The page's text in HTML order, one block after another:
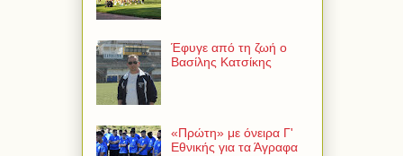
Έφυγε από τη ζωή ο
Βασίλης Κατσίκης
«Πρώτη» με όνειρα Γ'
Εθνικής για τα Άγραφα